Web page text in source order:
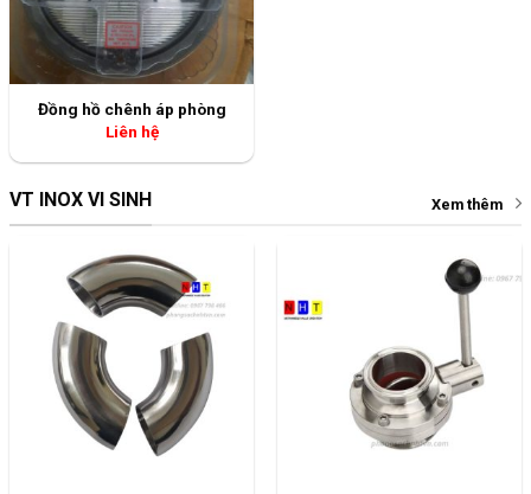
Đồng hồ chênh áp phòng
Liên hệ
VT INOX VI SINH Xem thêm